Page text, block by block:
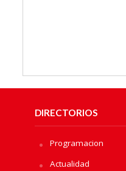
DIRECTORIOS
Programacion
Actualidad